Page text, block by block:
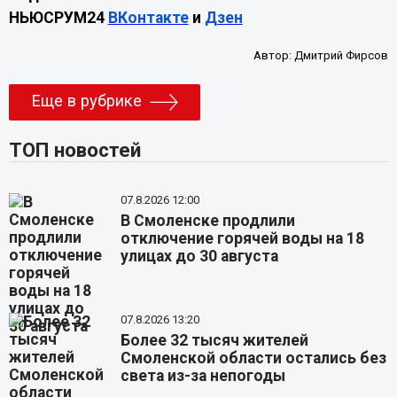
НЬЮСРУМ24 ВКонтактеи Дзен
Автор:Дмитрий Фирсов
Еще в рубрике
ТОП новостей
07.8.2026 12:00
В Смоленске продлили
отключение горячей воды на 18
улицах до 30 августа
07.8.2026 13:20
Более 32 тысяч жителей
Смоленской области остались без
света из-за непогоды